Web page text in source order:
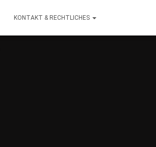
KONTAKT & RECHTLICHES